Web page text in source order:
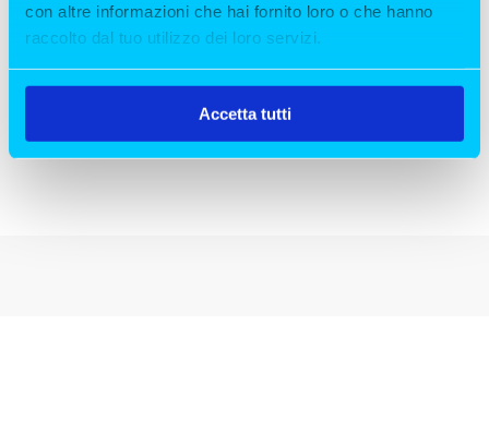
con altre informazioni che hai fornito loro o che hanno
raccolto dal tuo utilizzo dei loro servizi.
Accetta tutti